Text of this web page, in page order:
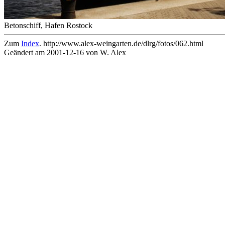
Betonschiff, Hafen Rostock
Zum Index. http://www.alex-weingarten.de/dlrg/fotos/062.html
Geändert am 2001-12-16 von W. Alex